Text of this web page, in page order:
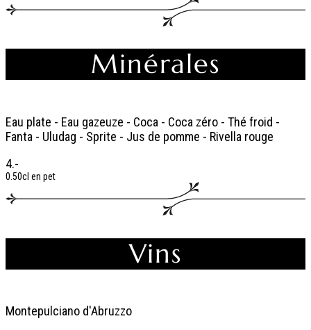
Minérales
Eau plate - Eau gazeuze - Coca - Coca zéro - Thé froid -
Fanta - Uludag - Sprite - Jus de pomme - Rivella rouge
4.-
0.50cl en pet
Vins
Montepulciano d'Abruzzo